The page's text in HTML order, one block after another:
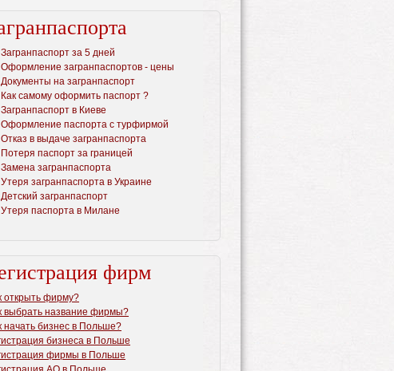
Загранпаспорт за 5 дней
Оформление загранпаспортов - цены
Документы на загранпаспорт
Как самому оформить паспорт ?
Загранпаспорт в Киеве
Оформление паспорта с турфирмой
Отказ в выдаче загранпаспорта
Потеря паспорт за границей
Замена загранпаспорта
Утеря загранпаспорта в Украине
Детский загранпаспорт
Утеря паспорта в Милане
фирм
открыть фирму?
выбрать название фирмы?
начать бизнес в Польше?
бизнеса в Польше
фирмы в Польше